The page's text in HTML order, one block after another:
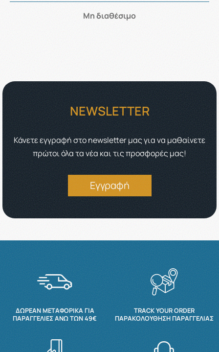
Μη διαθέσιμο
NEWSLETTER
Κάνετε εγγραφή στο newsletter μας για να μαθαίνετε
πρώτοι όλα τα νέα και τις προσφορές μας!
Εγγραφή
ΔΩΡΕΆΝ ΜΕΤΑΦΟΡΙΚΆ ΓΙΑ
ΠΑΡΑΓΓΕΛΊΕΣ ΆΝΩ ΤΩΝ 49€
TRACK YOUR ORDER
ΠΑΡΑΚΟΛΟΎΘΗΣΗ ΠΑΡΑΓΓΕΛΊΑΣ